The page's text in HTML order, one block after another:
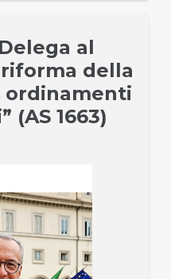
al
della
ordinamenti
(AS 1663)